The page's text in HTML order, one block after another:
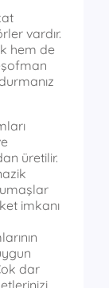
vardır.
hem de
üretilir.
imkanı
dar